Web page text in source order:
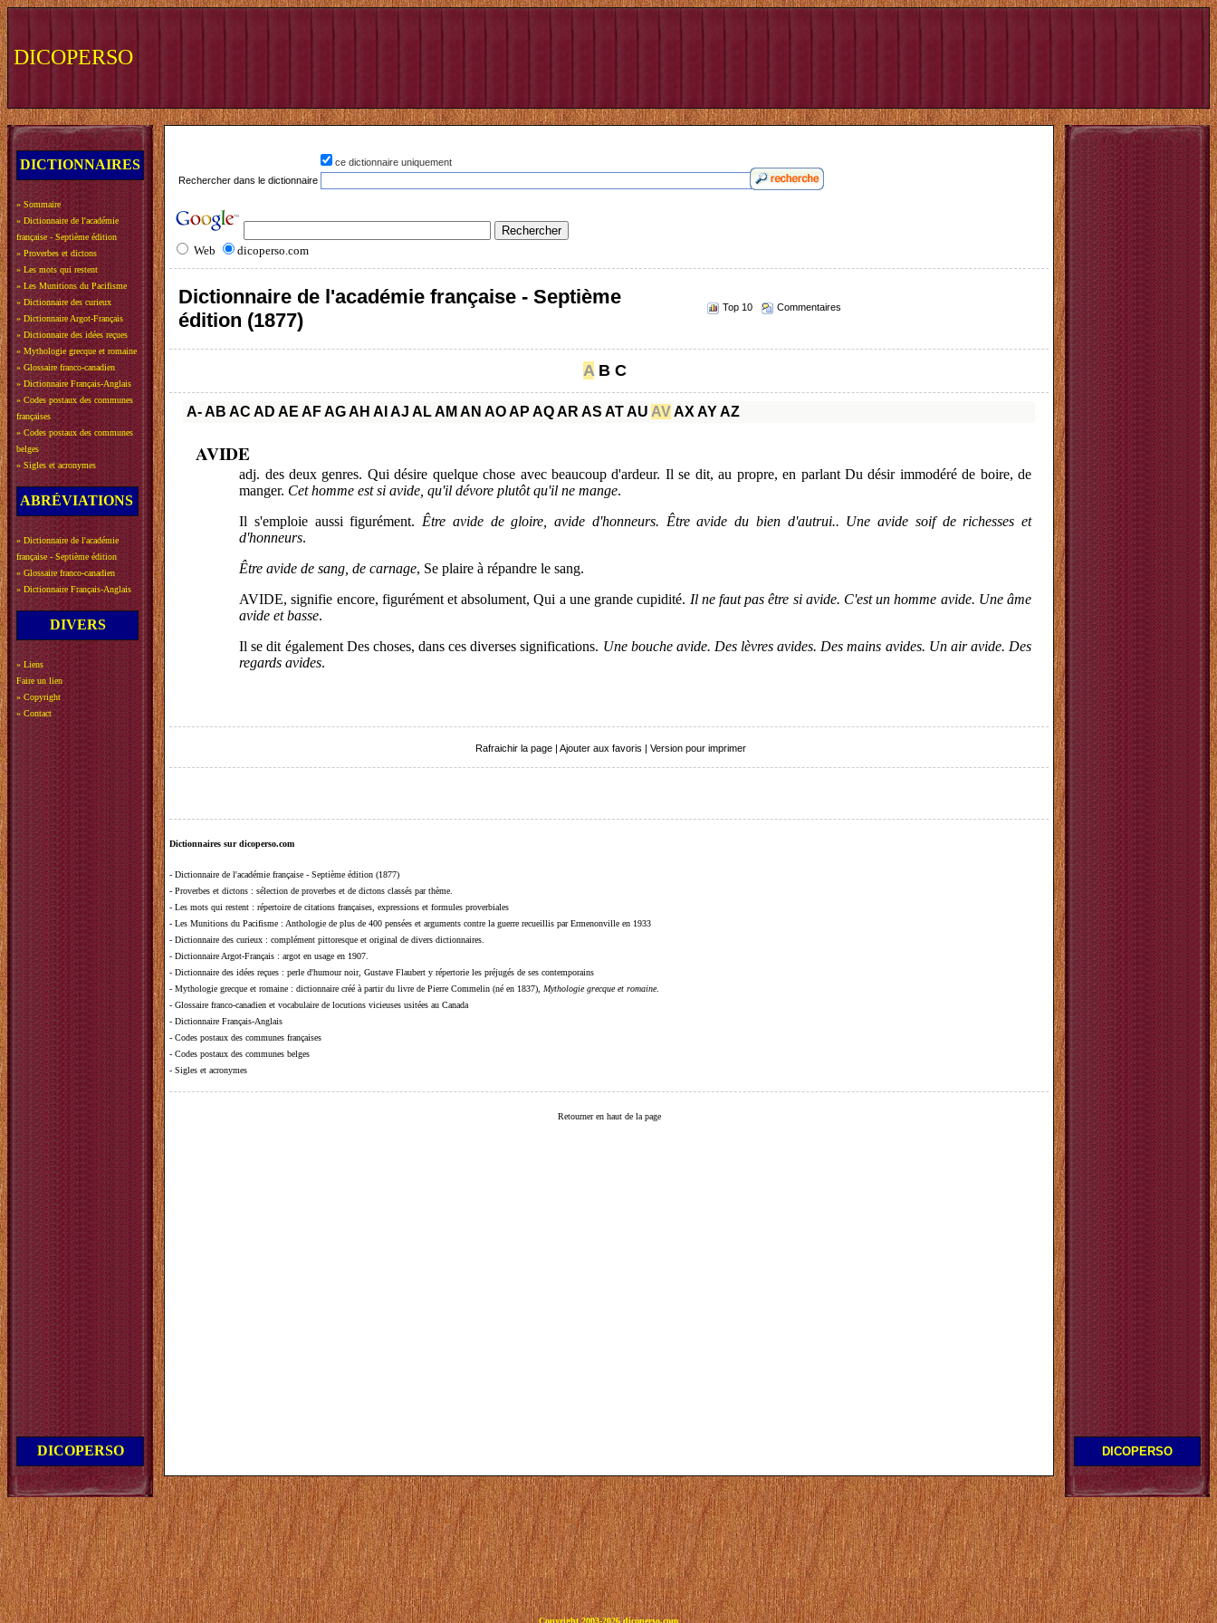
DICOPERSO
DICTIONNAIRES
» Sommaire
» Dictionnaire de l'académie
française - Septième édition
» Proverbes et dictons
» Les mots qui restent
» Les Munitions du Pacifisme
» Dictionnaire des curieux
» Dictionnaire Argot-Français
» Dictionnaire des idées reçues
» Mythologie grecque et romaine
» Glossaire franco-canadien
» Dictionnaire Français-Anglais
» Codes postaux des communes
françaises
» Codes postaux des communes
belges
» Sigles et acronymes
ABRÉVIATIONS
» Dictionnaire de l'académie
française - Septième édition
» Glossaire franco-canadien
» Dictionnaire Français-Anglais
DIVERS
» Liens
Faire un lien
» Copyright
» Contact
DICOPERSO
ce dictionnaire uniquement
Rechercher dans le dictionnaire
Web dicoperso.com
Dictionnaire de l'académie française - Septième
édition (1877)
Top 10 Commentaires
A B C
A-AB AC AD AE AFAGAH AI AJ ALAM AN AOAP AQAR AS ATAU AVAX AYAZ
AVIDE
adj. des deux genres. Qui désire quelque chose avec beaucoup d'ardeur. Il se dit, au propre, en parlant Du désir immodéré de boire, de
manger. Cet homme est si avide, qu'il dévore plutôt qu'il ne mange.
Il s'emploie aussi figurément. Être avide de gloire, avide d'honneurs. Être avide du bien d'autrui.. Une avide soif de richesses et
d'honneurs.
Être avide de sang, de carnage, Se plaire à répandre le sang.
AVIDE, signifie encore, figurément et absolument, Qui a une grande cupidité. Il ne faut pas être si avide. C'est un homme avide. Une âme
avide et basse.
Il se dit également Des choses, dans ces diverses significations. Une bouche avide. Des lèvres avides. Des mains avides. Un air avide. Des
regards avides.
Rafraichir la page | Ajouter aux favoris | Version pour imprimer
Dictionnaires sur dicoperso.com
- Dictionnaire de l'académie française - Septième édition (1877)
- Proverbes et dictons : sélection de proverbes et de dictons classés par thème.
- Les mots qui restent : répertoire de citations françaises, expressions et formules proverbiales
- Les Munitions du Pacifisme : Anthologie de plus de 400 pensées et arguments contre la guerre recueillis par Ermenonville en 1933
- Dictionnaire des curieux : complément pittoresque et original de divers dictionnaires.
- Dictionnaire Argot-Français : argot en usage en 1907.
- Dictionnaire des idées reçues : perle d'humour noir, Gustave Flaubert y répertorie les préjugés de ses contemporains
- Mythologie grecque et romaine : dictionnaire créé à partir du livre de Pierre Commelin (né en 1837), Mythologie grecque et romaine.
- Glossaire franco-canadien et vocabulaire de locutions vicieuses usitées au Canada
- Dictionnaire Français-Anglais
- Codes postaux des communes françaises
- Codes postaux des communes belges
- Sigles et acronymes
Retourner en haut de la page
DICOPERSO
Copyright 2003-2026 dicoperso.com